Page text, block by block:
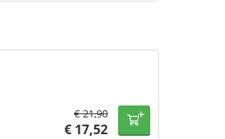
€21,90
€ 17,52